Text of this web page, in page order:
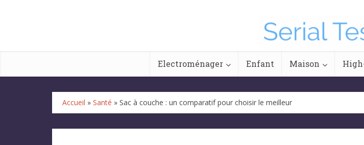
Electroménager Enfant Maison
Accueil » Santé » Sac à couche : un comparatif pour choisir le meilleur